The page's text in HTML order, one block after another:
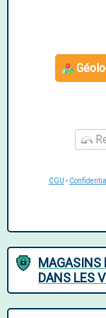
CGU -
MAGASINS
DANS LES